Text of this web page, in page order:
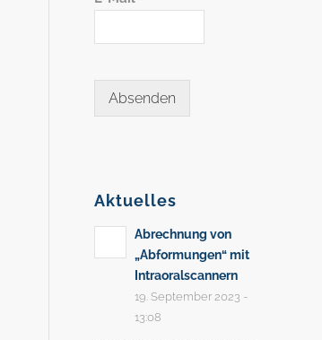
Absenden
Aktuelles
Abrechnung von
„Abformungen“ mit
Intraoralscannern
19. September 2023 -
13:08